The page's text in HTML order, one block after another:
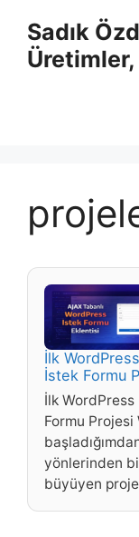
Sadık
İlk
İstek Formu
İlk WordPress
Formu Projesi
yönlerinden
büyüyen